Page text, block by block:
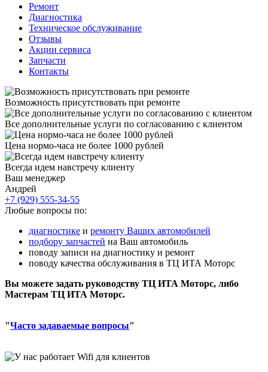
Ремонт
Диагностика
Техническое обслуживание
Отзывы
Акции сервиса
Запчасти
Контакты
Возможность присутствовать при ремонте
Все дополнительные услуги по согласованию с клиентом
Цена нормо-часа не более 1000 рублей
Всегда идем навстречу клиенту
Ваш менеджер
Андрей
+7 (929) 555-34-55
Любые вопросы по:
диагностике и ремонту Ваших автомобилей
подбору запчастей на Ваш автомобиль
поводу записи на диагностику и ремонт
поводу качества обслуживания в ТЦ ИТА Моторс
Вы можете задать руководству ТЦ ИТА Моторс, либо
Мастерам ТЦ ИТА Моторс.
"Часто задаваемые вопросы"